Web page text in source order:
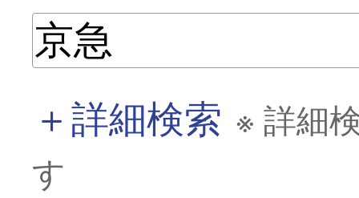
＋詳細検索 ※ 詳細
す